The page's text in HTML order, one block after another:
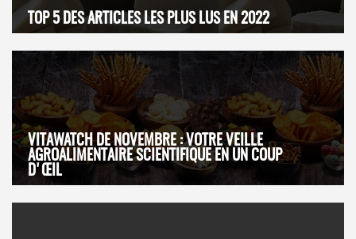
TOP 5 DES ARTICLES LES PLUS LUS EN 2022
VITAWATCH DE NOVEMBRE : VOTRE VEILLE
AGROALIMENTAIRE SCIENTIFIQUE EN UN COUP
D'ŒIL